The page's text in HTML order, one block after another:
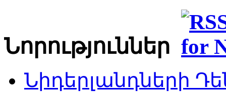
Նորություններ
Նիդերլանդների